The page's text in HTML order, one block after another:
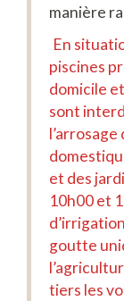
manière
En
piscines
domicile
sont
et des
10h00 et
goutte
tiers les